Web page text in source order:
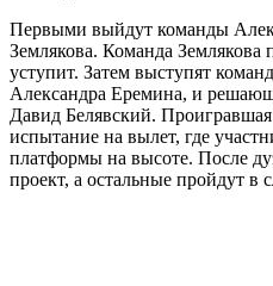
Первыми выйдут команды
Землякова. Команда
уступит. Затем выступят
Александра Еремина, и
Давид Белявский.
испытание на вылет, где
платформы на высоте. После
проект, а остальные пройдут в